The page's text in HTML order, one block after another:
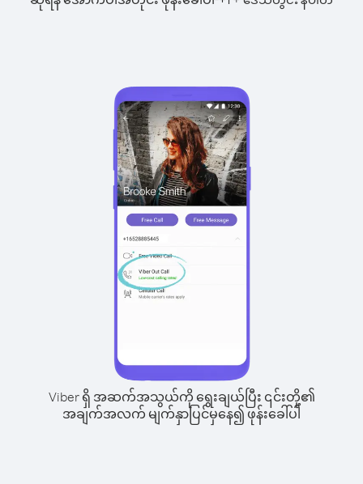
Viber ရှိ အဆက်အသွယ်ကို ရွေးချယ်ပြီး ၎င်းတို့၏
အချက်အလက် မျက်နှာပြင်မှနေ၍ ဖုန်းခေါ်ပါ